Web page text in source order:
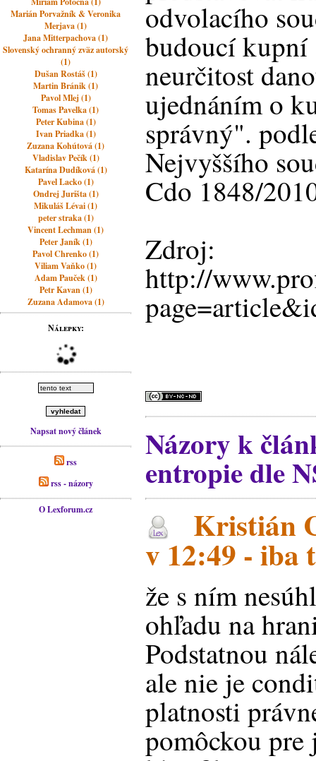
Marián Porvažník & Veronika
Merjava (1)
Jana Mitterpachova (1)
Slovenský ochranný zväz autorský
(1)
Dušan Rostáš (1)
Martin Bránik (1)
Pavol Mlej (1)
Tomas Pavelka (1)
Peter Kubina (1)
Ivan Priadka (1)
Zuzana Kohútová (1)
Vladislav Pečík (1)
Katarína Dudíková (1)
Pavel Lacko (1)
Ondrej Jurišta (1)
Mikuláš Lévai (1)
peter straka (1)
Vincent Lechman (1)
Peter Janík (1)
Pavol Chrenko (1)
Viliam Vaňko (1)
Adam Pauček (1)
Petr Kavan (1)
Zuzana Adamova (1)
Nálepky:
Napsat nový článek
rss
rss - názory
O Lexforum.cz
odvolacího
budoucí
neurčitost
ujednáním o
správný".
Nejvyššího
Cdo 1848/
Zdroj:
http://
Názory k
entropie dle
Kristián
v 12:49 - iba
že s ním
ohľadu na
Podstatnou
ale nie je
platnosti
pomôckou pre